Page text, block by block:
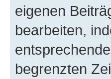
eigenen
bearbeiten,
begrenzten